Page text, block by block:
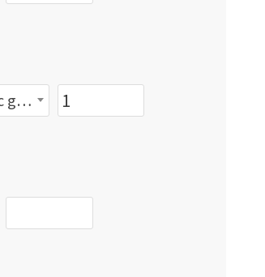
Microsoft Windows Server Standard Core 2016 2Lic gebraucht